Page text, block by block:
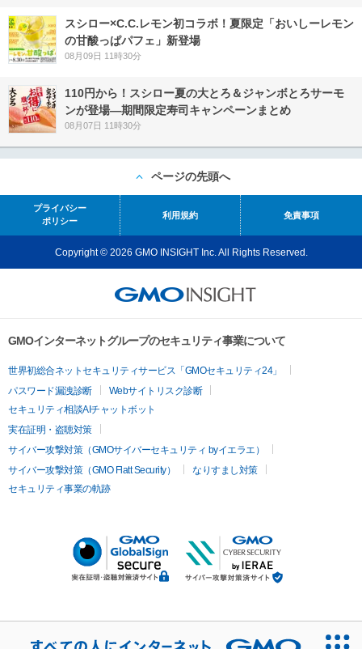
スシロー×C.C.レモン初コラボ！夏限定「おいしーレモン
の甘酸っぱパフェ」新登場
08月09日 11時30分
110円から！スシロー夏の大とろ＆ジャンボとろサーモ
ンが登場―期間限定寿司キャンペーンまとめ
08月07日 11時30分
ページの先頭へ
プライバシー
ポリシー
利用規約 免責事項
Copyright © 2026 GMO INSIGHT Inc. All Rights Reserved.
GMOインターネットグループのセキュリティ事業について
世界初総合ネットセキュリティサービス「GMOセキュリティ24」
パスワード漏洩診断
Webサイトリスク診断
セキュリティ相談AIチャットボット
実在証明・盗聴対策
サイバー攻撃対策（GMOサイバーセキュリティ byイエラエ）
サイバー攻撃対策（GMO Flatt Security）
なりすまし対策
セキュリティ事業の軌跡